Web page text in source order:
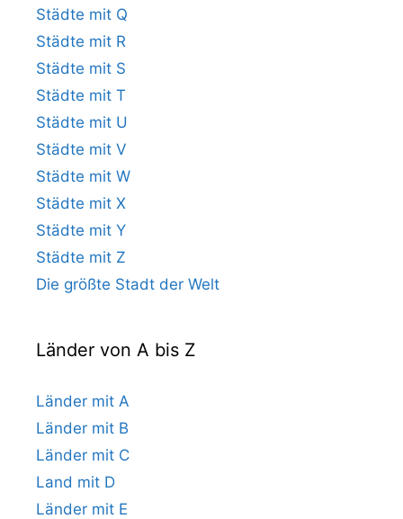
Städte mit Q
Städte mit R
Städte mit S
Städte mit T
Städte mit U
Städte mit V
Städte mit W
Städte mit X
Städte mit Y
Städte mit Z
Die größte Stadt der Welt
Länder von A bis Z
Länder mit A
Länder mit B
Länder mit C
Land mit D
Länder mit E